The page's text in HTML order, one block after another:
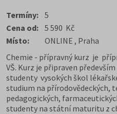
Termíny: 5
Cena od: 5 590 Kč
Místo:
ONLINE , Praha
Chemie - přípravný kurz je
VŠ. Kurz je připraven
studenty vysokých škol
studium na přírodovědeckých,
pedagogických,
studenty na státní maturitu z